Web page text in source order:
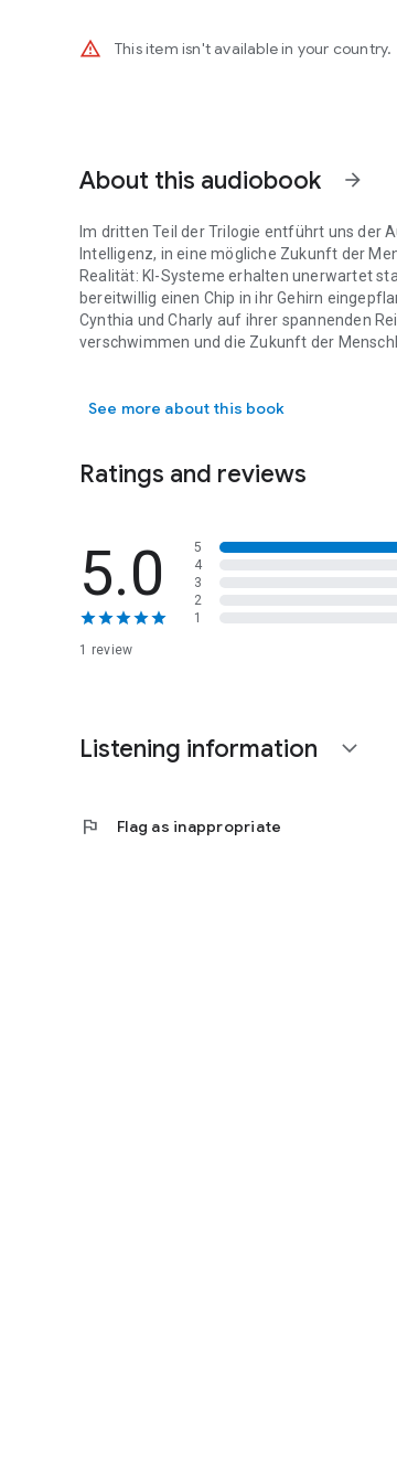
warning_amber This item isn't available in your country.
About this audiobook arrow_forward
Im dritten Teil der Trilogie entführt uns der
Intelligenz, in eine mögliche Zukunft der
Realität: KI-Systeme erhalten unerwartet
bereitwillig einen Chip in ihr Gehirn
Cynthia und Charly auf ihrer spannenden
verschwimmen und die Zukunft der
vielleicht nicht allzu ferne Zukunft, die zum
See more about this book
Ratings and reviews
5.0
1 review
5
4
3
2
1
Listening information expand_more
flag Flag as inappropriate